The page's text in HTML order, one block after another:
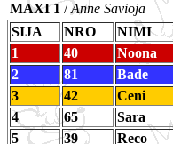
MAXI 1 /Anne Savioja
SIJA
NRO NIMI
1
40 Noona
2
81 Bade
3
42 Ceni
4
65 Sara
5
39 Reco